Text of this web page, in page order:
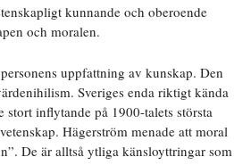
kunnande och oberoende
och moralen.
uppfattning av kunskap. Den
Sveriges enda riktigt kända
inflytande på 1900-talets största
Hägerström menade att moral
De är alltså ytliga känsloyttringar som